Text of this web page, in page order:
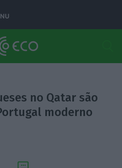
no Qatar são
moderno